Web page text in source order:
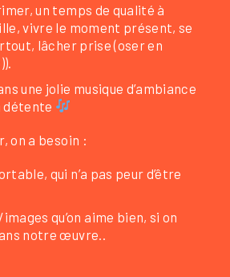
un temps de qualité à
vivre le moment présent, se
lâcher prise (oser en
une jolie musique d’ambiance
détente
on a besoin :
qui n’a pas peur d’être
qu’on aime bien, si on
notre œuvre..